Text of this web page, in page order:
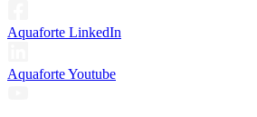
Aquaforte LinkedIn
Aquaforte Youtube